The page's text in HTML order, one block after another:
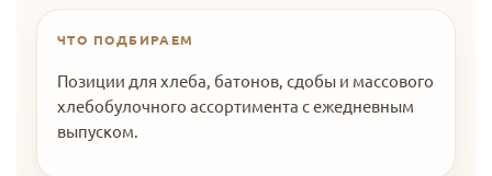
ЧТО ПОДБИРАЕМ
Позиции для хлеба, батонов, сдобы и массового
хлебобулочного ассортимента с ежедневным
выпуском.